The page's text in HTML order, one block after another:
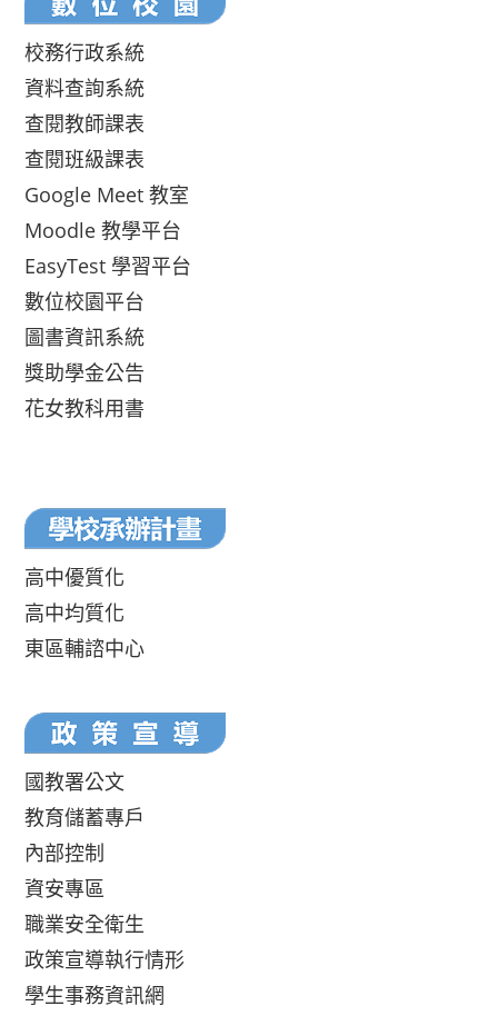
校務行政系統
資料查詢系統
查閱教師課表
查閱班級課表
Google Meet 教室
Moodle 教學平台
EasyTest 學習平台
數位校園平台
圖書資訊系統
獎助學金公告
花女教科用書
高中優質化
高中均質化
東區輔諮中心
國教署公文
教育儲蓄專戶
內部控制
資安專區
職業安全衛生
政策宣導執行情形
學生事務資訊網